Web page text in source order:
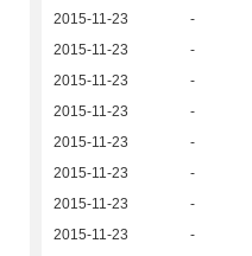
2015-11-23
-
2015-11-23
-
2015-11-23
-
2015-11-23
-
2015-11-23
-
2015-11-23
-
2015-11-23
-
2015-11-23
-